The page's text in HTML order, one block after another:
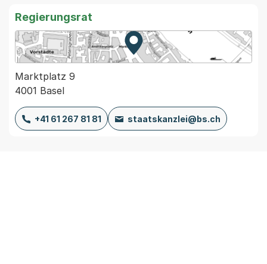
Regierungsrat
Zur Karte von MapBS.
Externer Link, wird in einem
Marktplatz 9
4001 Basel
+41 61 267 81 81 staatskanzlei@bs.ch